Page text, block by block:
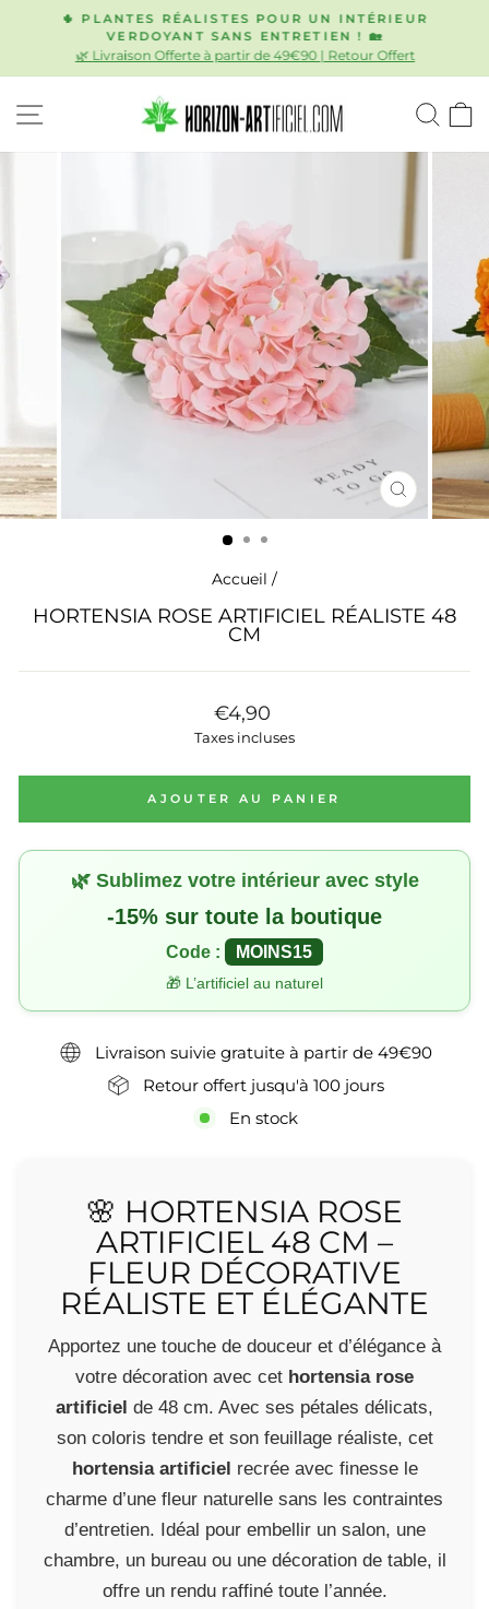
Diaporama
Pause
🌵 PLANTES RÉALISTES POUR UN INTÉRIEUR
VERDOYANT SANS ENTRETIEN ! 🏡
🌿 Livraison Offerte à partir de 49€90 | Retour Offert
NAVIGATION
FERMER
(ESC)
Accueil /
HORTENSIA ROSE ARTIFICIEL RÉALISTE 48
CM
Prix
régulier
€4,90
Taxes incluses
AJOUTER AU PANIER
🌿 Sublimez votre intérieur avec style
-15% sur toute la boutique
Code : MOINS15
🎁 L’artificiel au naturel
Livraison suivie gratuite à partir de 49€90
Retour offert jusqu'à 100 jours
En stock
🌸 HORTENSIA ROSE
ARTIFICIEL 48 CM –
FLEUR DÉCORATIVE
RÉALISTE ET ÉLÉGANTE
Apportez une touche de douceur et d’élégance à
votre décoration avec cet hortensia rose
artificiel de 48 cm. Avec ses pétales délicats,
son coloris tendre et son feuillage réaliste, cet
hortensia artificiel recrée avec finesse le
charme d’une fleur naturelle sans les contraintes
d’entretien. Idéal pour embellir un salon, une
chambre, un bureau ou une décoration de table, il
offre un rendu raffiné toute l’année.